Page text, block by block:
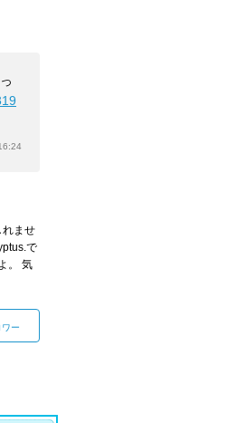
れませ
で
。 気
ー